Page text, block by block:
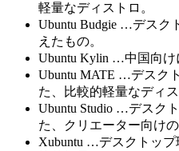
軽量なディストロ。
Ubuntu Budgie …デスク
えたもの。
Ubuntu Kylin …中国向け
Ubuntu MATE …デスク
た、比較的軽量なディス
Ubuntu Studio …デスク
た、クリエーター向けの
Xubuntu …デスクトッ